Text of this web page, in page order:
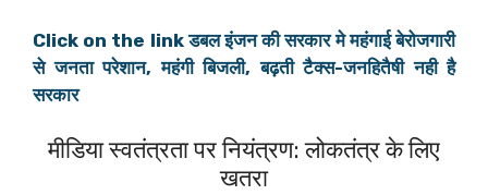
Click on the link डबल इंजन की सरकार मे महंगाई बेरोजगारी
से जनता परेशान, महंगी बिजली, बढ़ती टैक्स-जनहितैषी नही है
सरकार
मीडिया स्वतंत्रता पर नियंत्रण: लोकतंत्र के लिए
खतरा